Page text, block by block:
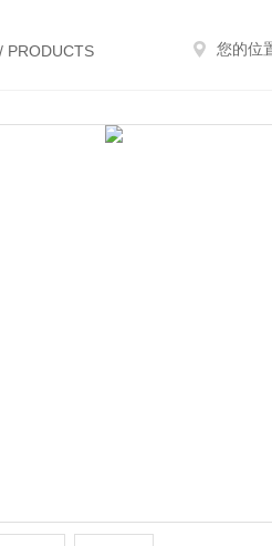
/ PRODUCTS 您的位